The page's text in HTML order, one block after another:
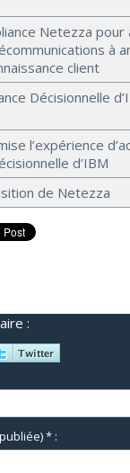
Netezza pour
à
client
Décisionnelle
l’expérience
d’IBM
de Netezza
:
* :